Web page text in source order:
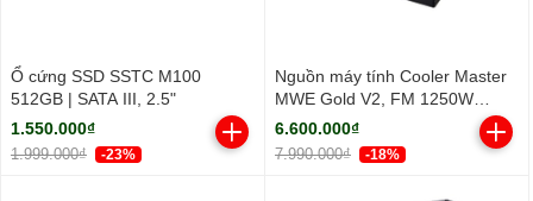
Ổ cứng SSD SSTC M100
512GB | SATA III, 2.5"
1.550.000₫
1.999.000₫ -23%
Nguồn máy tính Cooler Master
MWE Gold V2, FM 1250W
ATX3.1 A/EU Cable (80 Plus
Gold/ Full-Modular/ ATX/ Đen)
6.600.000₫
7.990.000₫ -18%